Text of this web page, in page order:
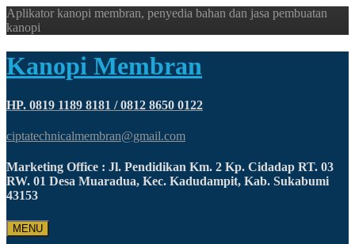
Aplikator kanopi membran, penyedia bahan dan jasa pembuatan
kanopi
Kanopi Membran
HP. 0819 1189 8181 / 0812 8650 0122
ciptatechnicalmembran@gmail.com
Marketing Office : Jl. Pendidikan Km. 2 Kp. Cidadap RT. 03
RW. 01 Desa Muaradua, Kec. Kadudampit, Kab. Sukabumi
43153
MENU